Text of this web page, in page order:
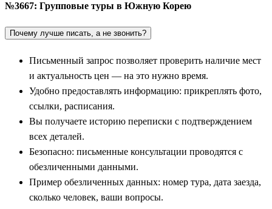
Камчхон, раскинувшейся на склонах холмов.
Историческое наследие древних династий: Кенджу
Глубокое погружение в летописи древних корейских
государств начинается в легендарном городеКенджу(в
путеводителях также часто используются варианты написания
Кёнджу). Этот город называют музеем без стен, так как он
на протяжении веков являлся столицей древнего буддийского
царства Силла. Экскурсионная программа включает осмотр
древнейшей обсерватории Чхомсондэ, парадного храмового
комплекса Булгукса и мистического пещерного грота
Соккурам с величественной статуей Будды. Прогуливаясь
№3667: Групповые туры в Южную Корею
Почему лучше писать, а не звонить?
Письменный запрос позволяет проверить наличие мест
и актуальность цен — на это нужно время.
Удобно предоставлять информацию: прикреплять фото,
ссылки, расписания.
Вы получаете историю переписки с подтверждением
всех деталей.
Безопасно: письменные консультации проводятся с
обезличенными данными.
Пример обезличенных данных: номер тура, дата заезда,
сколько человек, ваши вопросы.